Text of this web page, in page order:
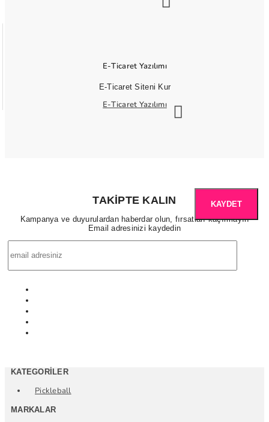
E-Ticaret Yazılımı
E-Ticaret Siteni Kur
E-Ticaret Yazılımı
TAKIPTE KALIN
Kampanya ve duyurulardan haberdar olun, fırsatları kaçırmayın
Email adresinizi kaydedin
KAYDET
KATEGORILER
Pickleball
MARKALAR